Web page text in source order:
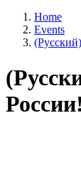
Home
Events
России!